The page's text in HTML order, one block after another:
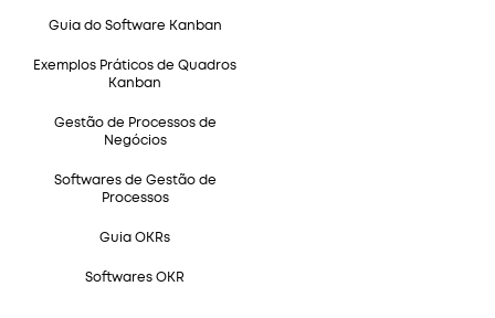
Guia do Software Kanban
Exemplos Práticos de Quadros
Kanban
Gestão de Processos de
Negócios
Softwares de Gestão de
Processos
Guia OKRs
Softwares OKR